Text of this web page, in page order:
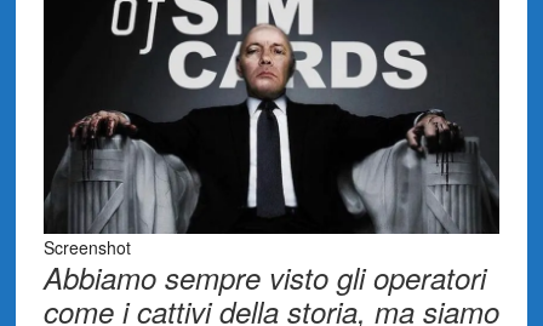
Screenshot
Abbiamo sempre visto gli operatori
come i cattivi della storia, ma siamo